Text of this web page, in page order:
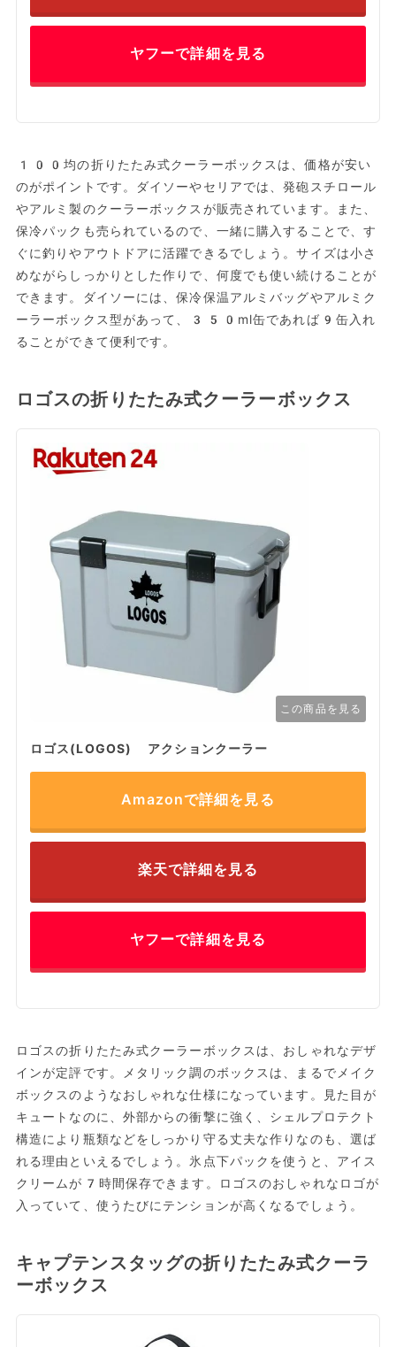
ヤフーで詳細を見る
100均の折りたたみ式クーラーボックスは、価格が安い
のがポイントです。ダイソーやセリアでは、発砲スチロール
やアルミ製のクーラーボックスが販売されています。また、
保冷パックも売られているので、一緒に購入することで、す
ぐに釣りやアウトドアに活躍できるでしょう。サイズは小さ
めながらしっかりとした作りで、何度でも使い続けることが
できます。ダイソーには、保冷保温アルミバッグやアルミク
ーラーボックス型があって、350ml缶であれば9缶入れ
ることができて便利です。
ロゴスの折りたたみ式クーラーボックス
この商品を見る
ロゴス(LOGOS) アクションクーラー
Amazonで詳細を見る
楽天で詳細を見る
ヤフーで詳細を見る
ロゴスの折りたたみ式クーラーボックスは、おしゃれなデザ
インが定評です。メタリック調のボックスは、まるでメイク
ボックスのようなおしゃれな仕様になっています。見た目が
キュートなのに、外部からの衝撃に強く、シェルプロテクト
構造により瓶類などをしっかり守る丈夫な作りなのも、選ば
れる理由といえるでしょう。氷点下パックを使うと、アイス
クリームが7時間保存できます。ロゴスのおしゃれなロゴが
入っていて、使うたびにテンションが高くなるでしょう。
キャプテンスタッグの折りたたみ式クーラ
ーボックス